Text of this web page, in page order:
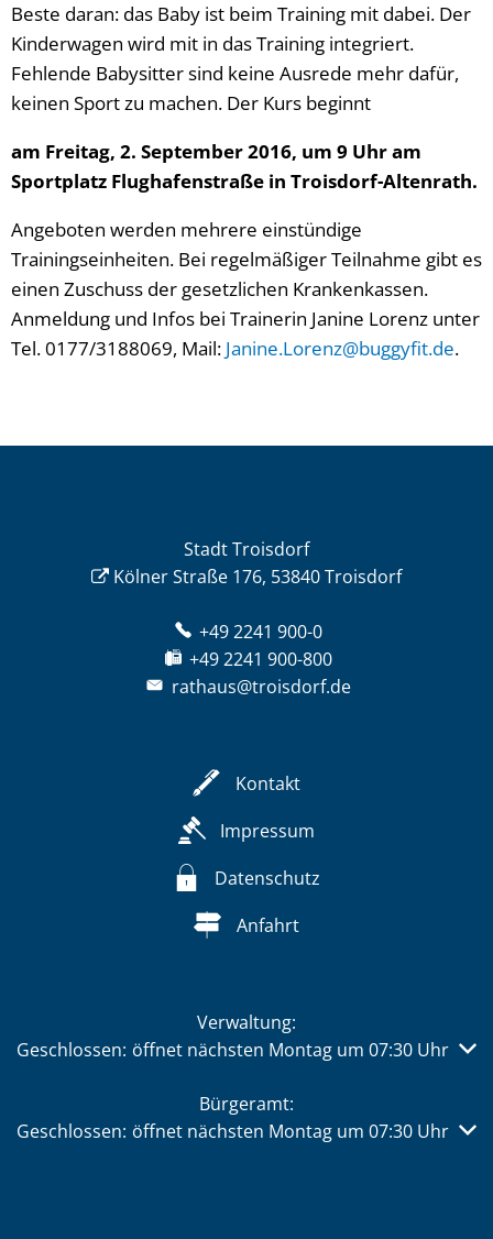
Beste daran: das Baby ist beim Training mit dabei. Der
Kinderwagen wird mit in das Training integriert.
Fehlende Babysitter sind keine Ausrede mehr dafür,
keinen Sport zu machen. Der Kurs beginnt
am Freitag, 2. September 2016, um 9 Uhr am
Sportplatz Flughafenstraße in Troisdorf-Altenrath.
Angeboten werden mehrere einstündige
Trainingseinheiten. Bei regelmäßiger Teilnahme gibt es
einen Zuschuss der gesetzlichen Krankenkassen.
Anmeldung und Infos bei Trainerin Janine Lorenz unter
Tel. 0177/3188069, Mail: Janine.Lorenz@buggyfit.de.
Stadt Troisdorf
Kölner Straße 176, 53840 Troisdorf
+49 2241 900-0
+49 2241 900-800
rathaus@troisdorf.de
Kontakt
Impressum
Datenschutz
Anfahrt
Verwaltung:
Klicken, um weitere Öffnungs- oder Schließzeiten
Geschlossen: öffnet nächsten Montag um 07:30 Uhr
Bürgeramt:
Klicken, um weitere Öffnungs- oder Schließzeiten
Geschlossen: öffnet nächsten Montag um 07:30 Uhr